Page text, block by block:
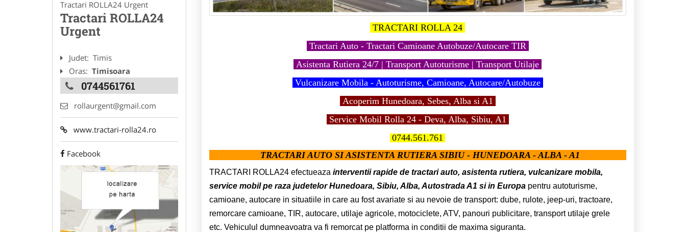
Tractari ROLLA24 Urgent
Tractari ROLLA24
Urgent
Judet: Timis
Oras: Timisoara
0744561761
rollaurgent@gmail.com
www.tractari-rolla24.ro
Facebook
TRACTARI ROLLA 24
Tractari Auto - Tractari Camioane Autobuze/Autocare TIR
Asistenta Rutiera 24/7 | Transport Autoturisme | Transport Utilaje
Vulcanizare Mobila - Autoturisme, Camioane, Autocare/Autobuze
Acoperim Hunedoara, Sebes, Alba si A1
Service Mobil Rolla 24 - Deva, Alba, Sibiu, A1
0744.561.761
TRACTARI AUTO SI ASISTENTA RUTIERA SIBIU - HUNEDOARA - ALBA - A1
TRACTARI ROLLA24 efectueaza interventii rapide de tractari auto, asistenta rutiera, vulcanizare mobila,
service mobil pe raza judetelor Hunedoara, Sibiu, Alba, Autostrada A1 si in Europapentru autoturisme,
camioane, autocare in situatiile in care au fost avariate si au nevoie de transport: dube, rulote, jeep-uri, tractoare,
remorcare camioane, TIR, autocare, utilaje agricole, motociclete, ATV, panouri publicitare, transport utilaje grele
etc. Vehiculul dumneavoatra va fi remorcat pe platforma in conditii de maxima siguranta.